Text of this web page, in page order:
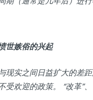
世嫉俗的兴起
现实之间日益扩大的差
受欢迎的政策。 “改革”